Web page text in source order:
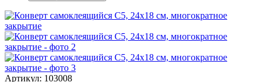
Артикул: 103008